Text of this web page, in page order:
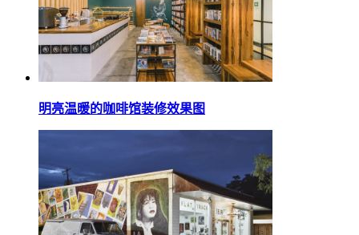
明亮温暖的咖啡馆装修效果图